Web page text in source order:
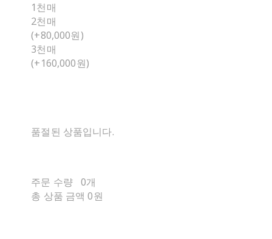
1천매
2천매
(+80,000원)
3천매
(+160,000원)
품절된 상품입니다.
주문 수량 0개
총 상품 금액 0원